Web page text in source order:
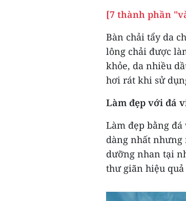
[7 thành phần
Bàn chải tẩy da
lông chải được
khỏe, da nhiều
hơi rát khi sử
Làm đẹp với đá
Làm đẹp bằng
dàng nhất nhưng
dưỡng nhan tại
thư giãn hiệu quả